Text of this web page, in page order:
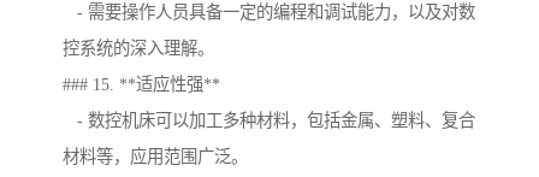
- 需要操作人员具备一定的编程和调试能力，以及对数
控系统的深入理解。
### 15. **适应性强**
- 数控机床可以加工多种材料，包括金属、塑料、复合
材料等，应用范围广泛。